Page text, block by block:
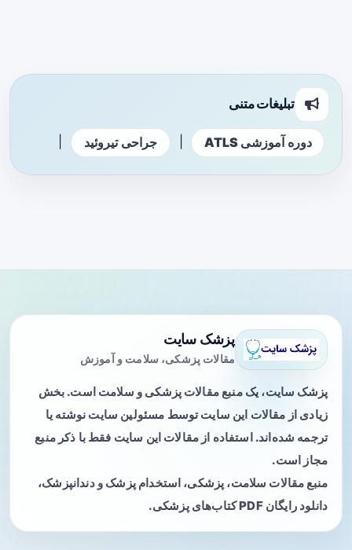
تبلیغات متنی
دوره آموزشی ATLS جراحی تیروئید
پزشک سایت
مقالات پزشکی، سلامت و آموزش
پزشک سایت، یک منبع مقالات پزشکی و سلامت است. بخش
زیادی از مقالات این سایت توسط مسئولین سایت نوشته یا
ترجمه شده‌اند. استفاده از مقالات این سایت فقط با ذکر منبع
مجاز است.
منبع مقالات سلامت، پزشکی، استخدام پزشک و دندانپزشک،
دانلود رایگان PDF کتاب‌های پزشکی.